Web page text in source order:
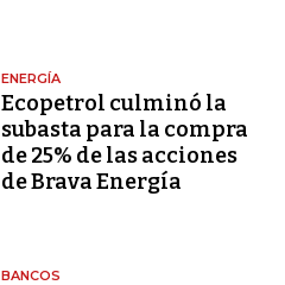
ENERGÍA
Ecopetrol culminó la
subasta para la compra
de 25% de las acciones
de Brava Energía
BANCOS